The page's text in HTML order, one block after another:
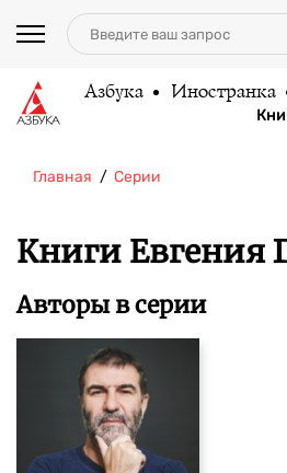
Азбука Иностранка
Главная Серии
Книги Евгения
Авторы в серии